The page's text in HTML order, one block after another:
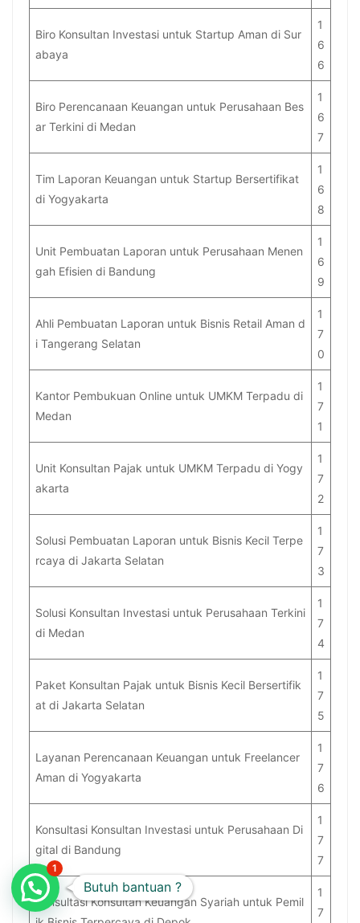
Biro Konsultan Investasi untuk Startup Aman di Sur
abaya
1
6
6
Biro Perencanaan Keuangan untuk Perusahaan Bes
ar Terkini di Medan
1
6
7
Tim Laporan Keuangan untuk Startup Bersertifikat
di Yogyakarta
1
6
8
Unit Pembuatan Laporan untuk Perusahaan Menen
gah Efisien di Bandung
1
6
9
Ahli Pembuatan Laporan untuk Bisnis Retail Aman d
i Tangerang Selatan
1
7
0
Kantor Pembukuan Online untuk UMKM Terpadu di
Medan
1
7
1
Unit Konsultan Pajak untuk UMKM Terpadu di Yogy
akarta
1
7
2
Solusi Pembuatan Laporan untuk Bisnis Kecil Terpe
rcaya di Jakarta Selatan
1
7
3
Solusi Konsultan Investasi untuk Perusahaan Terkini
di Medan
1
7
4
Paket Konsultan Pajak untuk Bisnis Kecil Bersertifik
at di Jakarta Selatan
1
7
5
Layanan Perencanaan Keuangan untuk Freelancer
Aman di Yogyakarta
1
7
6
Konsultasi Konsultan Investasi untuk Perusahaan Di
gital di Bandung
1
7
7
Konsultasi Konsultan Keuangan Syariah untuk Pemil
1
7
1
Butuh bantuan ?